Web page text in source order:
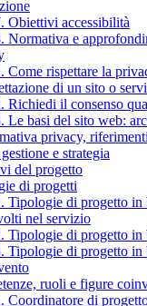
Obiettivi accessibilità
Normativa e
Come rispettare la
di un sito o
Richiedi il consenso
Le basi del sito web:
privacy,
e strategia
del progetto
di progetti
Tipologie di progetto in
nel servizio
Tipologie di progetto in
Tipologie di progetto in
ruoli e figure
Coordinatore di